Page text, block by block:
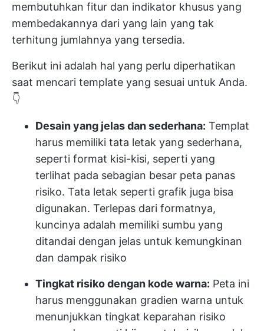
membutuhkan fitur dan indikator khusus yang
membedakannya dari yang lain yang tak
terhitung jumlahnya yang tersedia.
Berikut ini adalah hal yang perlu diperhatikan
saat mencari template yang sesuai untuk Anda.
👇
Desain yang jelas dan sederhana: Templat
harus memiliki tata letak yang sederhana,
seperti format kisi-kisi, seperti yang
terlihat pada sebagian besar peta panas
risiko. Tata letak seperti grafik juga bisa
digunakan. Terlepas dari formatnya,
kuncinya adalah memiliki sumbu yang
ditandai dengan jelas untuk kemungkinan
dan dampak risiko
Tingkat risiko dengan kode warna: Peta ini
harus menggunakan gradien warna untuk
menunjukkan tingkat keparahan risiko